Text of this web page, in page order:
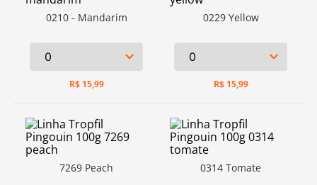
0210 - Mandarim
R$ 15,99
0229 Yellow
R$ 15,99
7269 Peach 0314 Tomate